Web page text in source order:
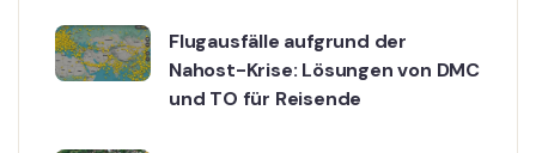
Flugausfälle aufgrund der
Nahost-Krise: Lösungen von DMC
und TO für Reisende